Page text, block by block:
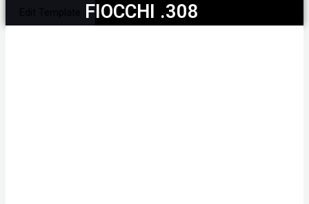
Edit Template FIOCCHI .308